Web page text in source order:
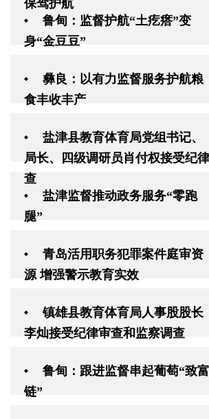
保驾护航
鲁甸：监督护航“土疙瘩”变
身“金豆豆”
彝良：以有力监督服务护航粮
食丰收丰产
盐津县教育体育局党组书记、
局长、四级调研员肖付权接受纪
查
盐津监督推动政务服务“零跑
腿”
青岛活用职务犯罪案件庭审资
源 增强警示教育实效
镇雄县教育体育局人事股股长
李灿接受纪律审查和监察调查
鲁甸：跟进监督串起葡萄“致富
链”